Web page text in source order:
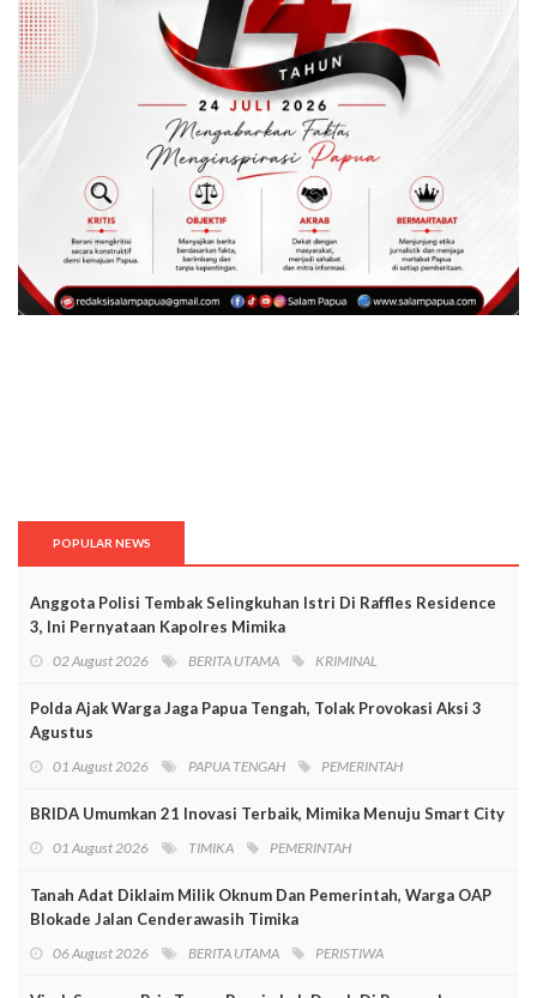
POPULAR NEWS
Anggota Polisi Tembak Selingkuhan Istri Di Raffles Residence
3, Ini Pernyataan Kapolres Mimika
02 August 2026 BERITA UTAMA KRIMINAL
Polda Ajak Warga Jaga Papua Tengah, Tolak Provokasi Aksi 3
Agustus
01 August 2026 PAPUA TENGAH PEMERINTAH
BRIDA Umumkan 21 Inovasi Terbaik, Mimika Menuju Smart City
01 August 2026 TIMIKA PEMERINTAH
Tanah Adat Diklaim Milik Oknum Dan Pemerintah, Warga OAP
Blokade Jalan Cenderawasih Timika
06 August 2026 BERITA UTAMA PERISTIWA